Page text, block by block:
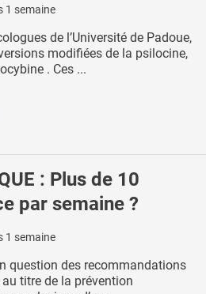
1 semaine
de l’Université de Padoue,
modifiées de la psilocine,
. Ces ...
: Plus de 10
par semaine ?
1 semaine
question des recommandations
au titre de la prévention